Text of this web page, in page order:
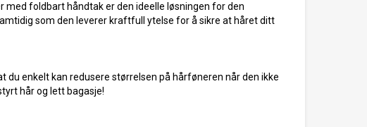
med foldbart håndtak er den ideelle løsningen for den
som den leverer kraftfull ytelse for å sikre at håret ditt
enkelt kan redusere størrelsen på hårføneren når den ikke
hår og lett bagasje!